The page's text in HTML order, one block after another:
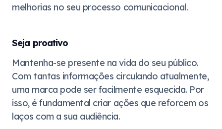
melhorias no seu processo comunicacional.
Seja proativo
Mantenha-se presente na vida do seu público.
Com tantas informações circulando atualmente,
uma marca pode ser facilmente esquecida. Por
isso, é fundamental criar ações que reforcem os
laços com a sua audiência.